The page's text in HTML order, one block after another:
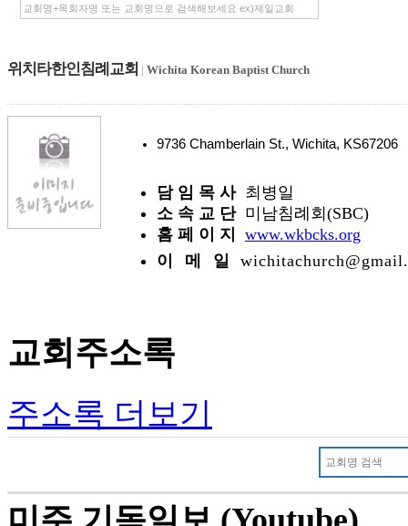
위치타한인침례교회 | Wichita Korean Baptist Church
9736 Chamberlain St., Wichita, KS67206
담 임 목 사 최병일
소 속 교 단 미남침례회(SBC)
홈 페 이 지
www.wkbcks.org
이 메 일
교회주소록
주소록 더보기